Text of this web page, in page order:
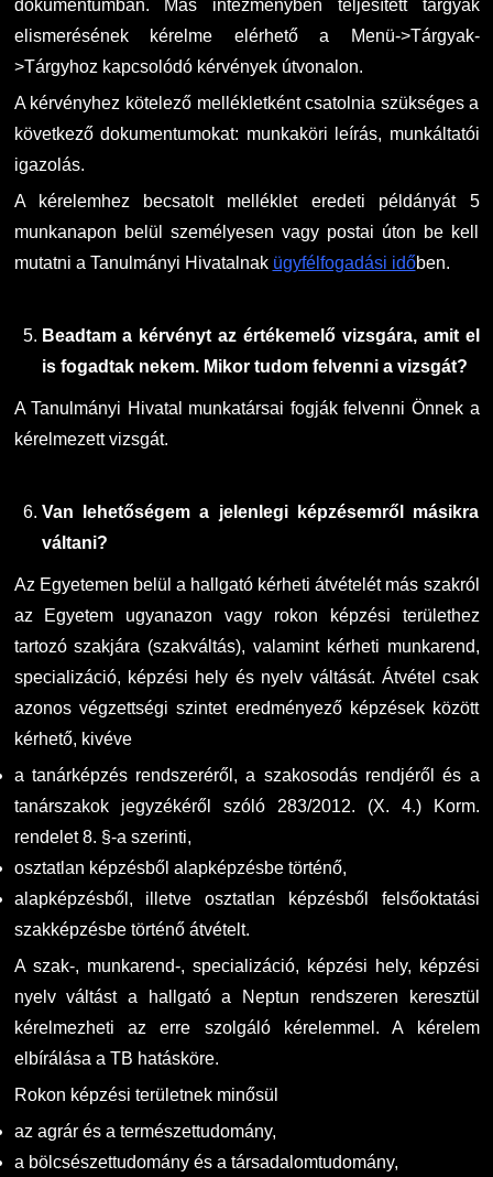
dokumentumban. Más intézményben teljesített tárgyak
elismerésének kérelme elérhető a Menü->Tárgyak-
>Tárgyhoz kapcsolódó kérvények útvonalon.
A kérvényhez kötelező mellékletként csatolnia szükséges a
következő dokumentumokat: munkaköri leírás, munkáltatói
igazolás.
A kérelemhez becsatolt melléklet eredeti példányát 5
munkanapon belül személyesen vagy postai úton be kell
mutatni a Tanulmányi Hivatalnak ügyfélfogadási időben.
Beadtam a kérvényt az értékemelő vizsgára, amit el
is fogadtak nekem. Mikor tudom felvenni a vizsgát?
A Tanulmányi Hivatal munkatársai fogják felvenni Önnek a
kérelmezett vizsgát.
Van lehetőségem a jelenlegi képzésemről másikra
váltani?
Az Egyetemen belül a hallgató kérheti átvételét más szakról
az Egyetem ugyanazon vagy rokon képzési területhez
tartozó szakjára (szakváltás), valamint kérheti munkarend,
specializáció, képzési hely és nyelv váltását. Átvétel csak
azonos végzettségi szintet eredményező képzések között
kérhető, kivéve
a tanárképzés rendszeréről, a szakosodás rendjéről és a
tanárszakok jegyzékéről szóló 283/2012. (X. 4.) Korm.
rendelet 8. §-a szerinti,
osztatlan képzésből alapképzésbe történő,
alapképzésből, illetve osztatlan képzésből felsőoktatási
szakképzésbe történő átvételt.
A szak-, munkarend-, specializáció, képzési hely, képzési
nyelv váltást a hallgató a Neptun rendszeren keresztül
kérelmezheti az erre szolgáló kérelemmel. A kérelem
elbírálása a TB hatásköre.
Rokon képzési területnek minősül
az agrár és a természettudomány,
a bölcsészettudomány és a társadalomtudomány,